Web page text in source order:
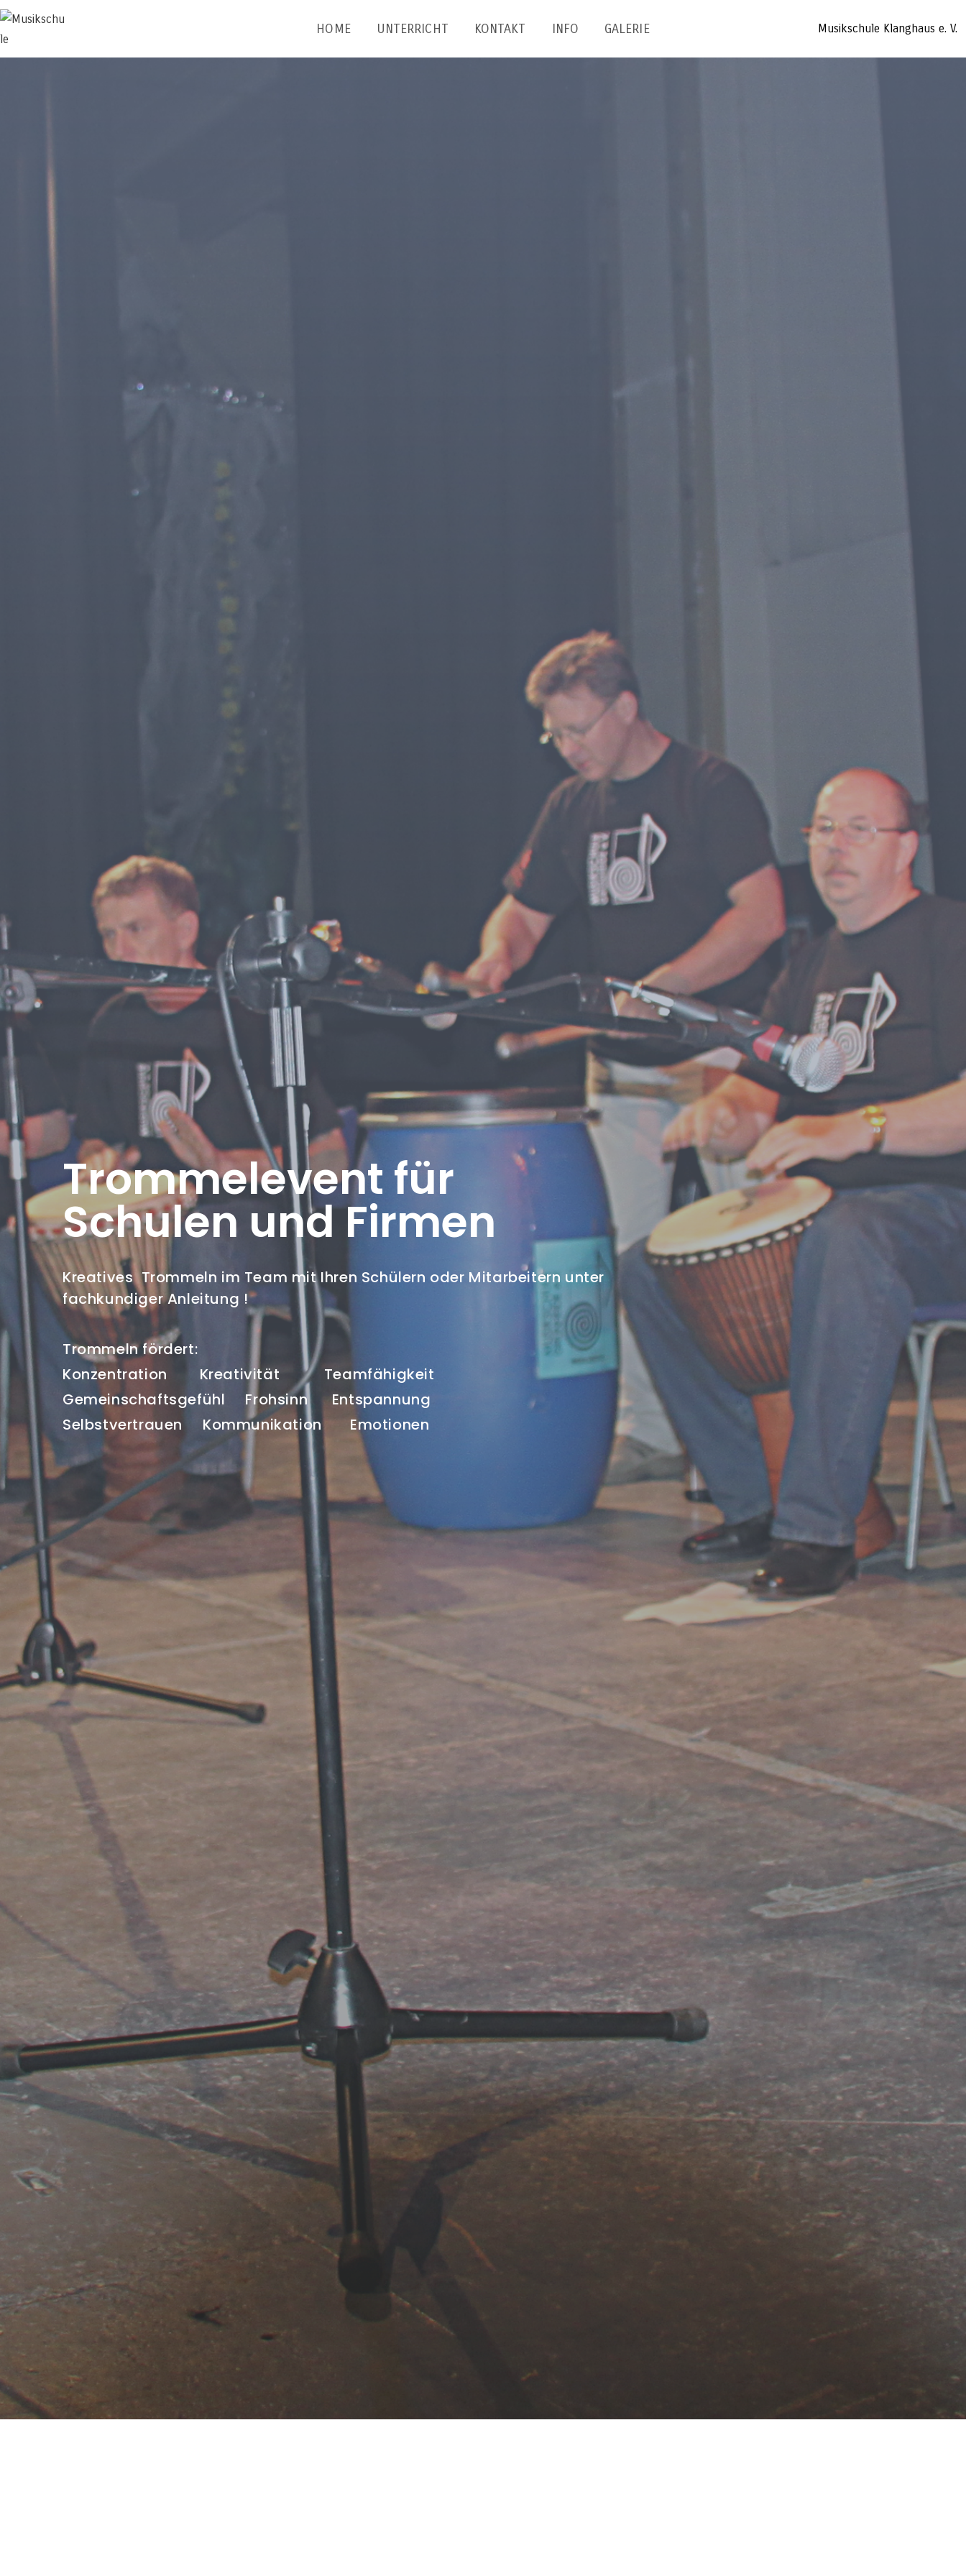
Musikschule Klanghaus e. V.
HOME UNTERRICHT KONTAKT INFO GALERIE
Trommelevent für
Schulen und Firmen
Kreatives Trommeln im Team mit Ihren Schülern oder Mitarbeitern unter
fachkundiger Anleitung !
Trommeln fördert:
Konzentration
Kreativität
Teamfähigkeit
Gemeinschaftsgefühl
Frohsinn Entspannung
Selbstvertrauen
Kommunikation Emotionen